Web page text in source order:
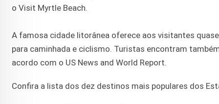
o Visit Myrtle Beach.
A famosa cidade litorânea oferece aos visitantes
para caminhada e ciclismo. Turistas encontram
acordo com o US News and World Report.
Confira a lista dos dez destinos mais populares dos